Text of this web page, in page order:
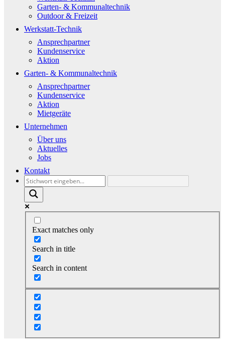
Garten- & Kommunaltechnik
Outdoor & Freizeit
Werkstatt-Technik
Ansprechpartner
Kundenservice
Aktion
Garten- & Kommunaltechnik
Ansprechpartner
Kundenservice
Aktion
Mietgeräte
Unternehmen
Über uns
Aktuelles
Jobs
Kontakt
Exact matches only
Search in title
Search in content